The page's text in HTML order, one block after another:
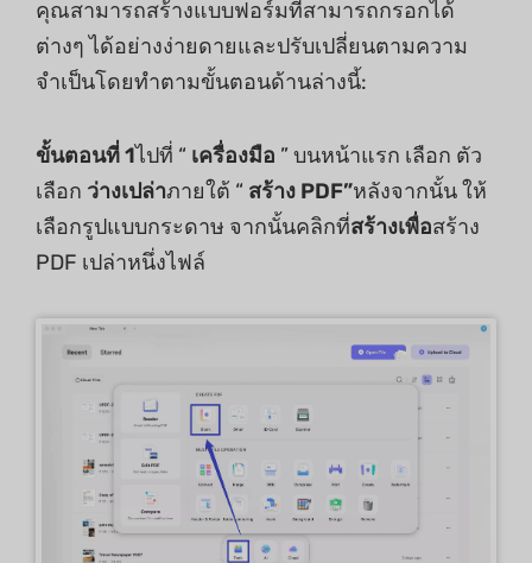
คุณสามารถสร้างแบบฟอร์มที่สามารถกรอกได้
ต่างๆ ได้อย่างง่ายดายและปรับเปลี่ยนตามความ
จำเป็นโดยทำตามขั้นตอนด้านล่างนี้:
ขั้นตอนที่ 1ไปที่ “ เครื่องมือ ” บนหน้าแรก เลือก ตัว
เลือก ว่างเปล่าภายใต้ “ สร้าง PDF”หลังจากนั้น ให้
เลือกรูปแบบกระดาษ จากนั้นคลิกที่สร้างเพื่อสร้าง
PDF เปล่าหนึ่งไฟล์